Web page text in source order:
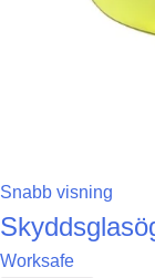
Snabb visning
Worksafe